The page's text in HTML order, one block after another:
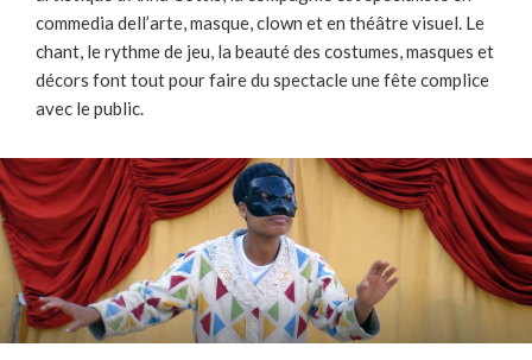
commedia dell’arte, masque, clown et en théâtre visuel. Le
chant, le rythme de jeu, la beauté des costumes, masques et
décors font tout pour faire du spectacle une fête complice
avec le public.